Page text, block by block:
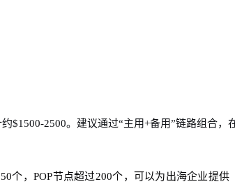
$1500-2500。建议通过“主用+备用”链路组合，
个，POP节点超过200个，可以为出海企业提供